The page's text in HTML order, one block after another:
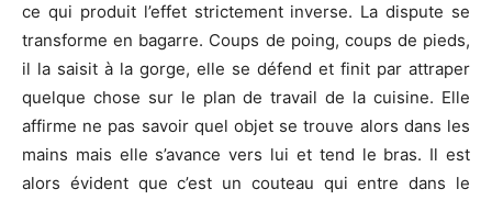
ce qui produit l’effet strictement inverse. La dispute se
transforme en bagarre. Coups de poing, coups de pieds,
il la saisit à la gorge, elle se défend et finit par attraper
quelque chose sur le plan de travail de la cuisine. Elle
affirme ne pas savoir quel objet se trouve alors dans les
mains mais elle s’avance vers lui et tend le bras. Il est
alors évident que c’est un couteau qui entre dans le